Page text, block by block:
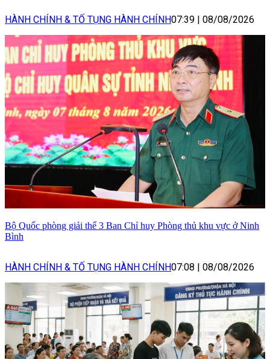
HÀNH CHÍNH & TỐ TỤNG HÀNH CHÍNH07:39 08/08/2026
Bộ Quốc phòng giải thể 3 Ban Chỉ huy Phòng thủ khu vực ở Ninh
Bình
HÀNH CHÍNH & TỐ TỤNG HÀNH CHÍNH07:08 08/08/2026